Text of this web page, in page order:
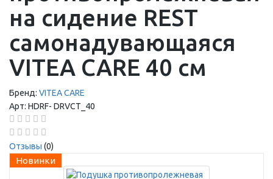
на сидение REST
самонадувающаяся
VITEA CARE 40 см
Бренд: VITEA CARE
Арт: HDRF- DRVCT_40
Отзывы (0)
Новинки